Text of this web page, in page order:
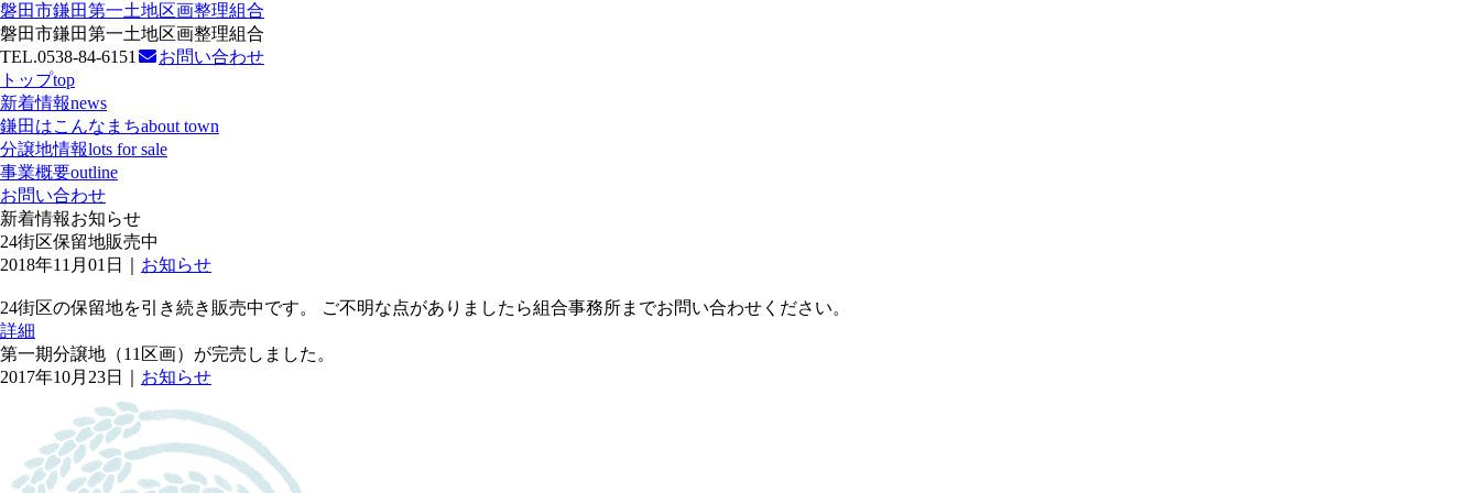
磐田市鎌田第一土地区画整理組合
磐田市鎌田第一土地区画整理組合
TEL.0538-84-6151
お問い合わせ
トップtop
新着情報news
鎌田はこんなまちabout town
分譲地情報lots for sale
事業概要outline
お問い合わせ
新着情報お知らせ
24街区保留地販売中
2018年11月01日｜ お知らせ
24街区の保留地を引き続き販売中です。 ご不明な点がありましたら組合事務所までお問い合わせください。
詳細
第一期分譲地（11区画）が完売しました。
2017年10月23日｜ お知らせ